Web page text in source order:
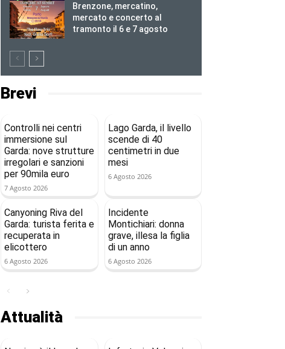
Brenzone, mercatino,
mercato e concerto al
tramonto il 6 e 7 agosto
Brevi
Controlli nei centri
immersione sul
Garda: nove strutture
irregolari e sanzioni
per 90mila euro
7 Agosto 2026
Lago Garda, il livello
scende di 40
centimetri in due
mesi
6 Agosto 2026
Canyoning Riva del
Garda: turista ferita e
recuperata in
elicottero
6 Agosto 2026
Incidente
Montichiari: donna
grave, illesa la figlia
di un anno
6 Agosto 2026
Attualità